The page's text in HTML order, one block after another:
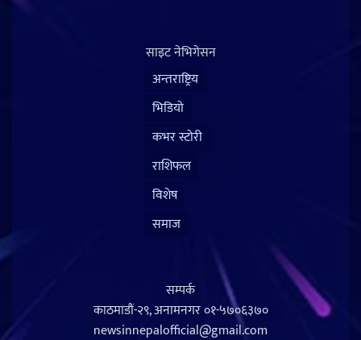
साइट नेभिगेसन
अन्तराष्ट्रिय
भिडियो
कभर स्टोरी
राशिफल
विशेष
समाज
सम्पर्क
काठमाडौं-२९, अनामनगर०१-५७०६३७०
newsinnepalofficial@gmail.com